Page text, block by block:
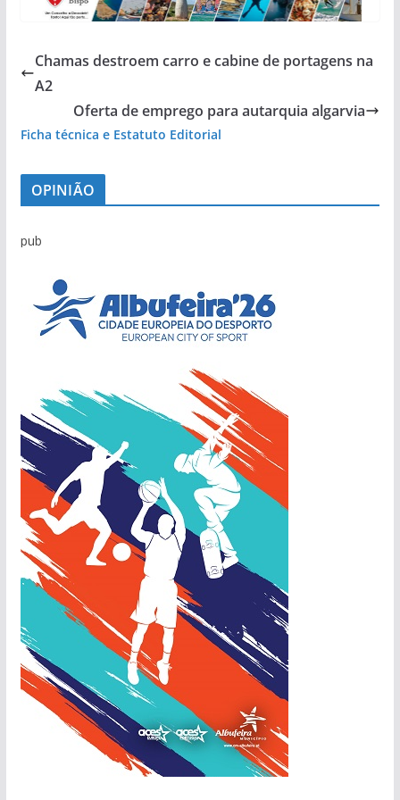
Chamas destroem carro e cabine de portagens na
A2
Oferta de emprego para autarquia algarvia
Ficha técnica e Estatuto Editorial
OPINIÃO
pub